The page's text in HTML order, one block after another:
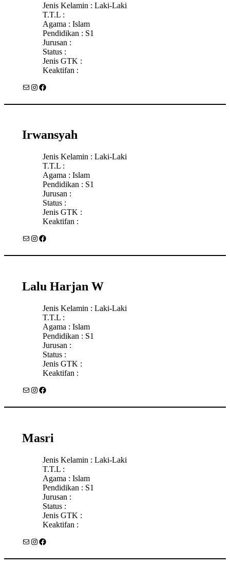
Jenis Kelamin : Laki-Laki
T.T.L :
Agama : Islam
Pendidikan : S1
Jurusan :
Status :
Jenis GTK :
Keaktifan :
Mail
Instagram Facebook
Irwansyah
Jenis Kelamin : Laki-Laki
T.T.L :
Agama : Islam
Pendidikan : S1
Jurusan :
Status :
Jenis GTK :
Keaktifan :
Mail
Instagram Facebook
Lalu Harjan W
Jenis Kelamin : Laki-Laki
T.T.L :
Agama : Islam
Pendidikan : S1
Jurusan :
Status :
Jenis GTK :
Keaktifan :
Mail
Instagram Facebook
Masri
Jenis Kelamin : Laki-Laki
T.T.L :
Agama : Islam
Pendidikan : S1
Jurusan :
Status :
Jenis GTK :
Keaktifan :
Mail
Instagram Facebook